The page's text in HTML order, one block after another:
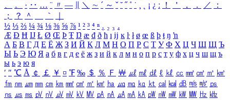
、
。 · ‥ … ¨ 〃 ― ＼ ∼ ´ ～ ˇ ˘ ˝ ˚ ˙ ¸ ¡ ¿ ː ！ ＇ ， ． ／
：
；
？ ＾ ｀
½ ⅓ ⅔ ¼ ¾ ⅛ ⅜ ⅝ ⅞ ¹ ² ³ ⁴ ⁿ ₁ ₂ ₃ ₄
Æ Ð Ħ Ĳ Ł Ø Œ Þ Ŧ Ŋ æ đ ð ħ ı ĳ ĸ ŀ ł ø œ ß þ ŧ ŋ ŉ
А Б В Г Д Е Ё Ж З И Й К Л М Н О П Р С Т У Ф Х Ц Ч Ш Щ Ъ
Ы Ь Э Ю Я а б в г д е ё ж з и й к л м н о п р с т у ф х ц ч ш щ ъ
ы ь э ю я
′ ″ ℃ Å ￠ ￡ ￥ ¤ ℉ ‰ ＄ ％ Ｆ ￦ ㎕ ㎖ ㎗ ℓ ㎘ ㏄ ㎣ ㎤ ㎥ ㎦
㎙ ㎚ ㎛ ㎜ ㎝ ㎞ ㎟ ㎠ ㎡ ㎢ ㏊ ㎍ ㎎ ㎏ ㏏ ㎈ ㎉ ㏈ ㎧ ㎨ ㎰
㎱ ㎲ ㎳ ㎴ ㎵ ㎶ ㎷ ㎸ ㎹ ㎀ ㎁ ㎂ ㎃ ㎄ ㎺ ㎻ ㎽ ㎾ ㎿ ㎐ ㎑